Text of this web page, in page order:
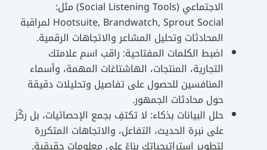
الاجتماعي (Social Listening Tools) مثل:
Hootsuite, Brandwatch, Sprout Social لمراقبة
المحادثات وتحليل المشاعر والاتجاهات الرقمية.
اضبط الكلمات المفتاحية: راقب اسم علامتك
التجارية، المنتجات، الهاشتاغات المهمة، وأسماء
المنافسين للحصول على تفاصيل وتحليلات دقيقة
حول محادثات الجمهور.
حلل البيانات بذكاء: لا تكتفِ بجمع الإحصائيات، بل ركّز
على نبرة الحديث، التفاعل، والاتجاهات المتكررة
لتطوير إستراتيجياتك بناءً على معلومات حقيقية.